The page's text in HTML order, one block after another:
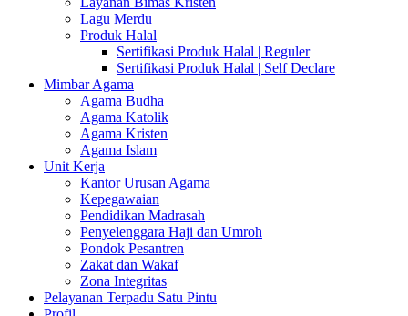
Lagu Merdu
Produk Halal
Sertifikasi Produk Halal | Reguler
Sertifikasi Produk Halal | Self Declare
Mimbar Agama
Agama Budha
Agama Katolik
Agama Kristen
Agama Islam
Unit Kerja
Kantor Urusan Agama
Kepegawaian
Pendidikan Madrasah
Penyelenggara Haji dan Umroh
Pondok Pesantren
Zakat dan Wakaf
Zona Integritas
Pelayanan Terpadu Satu Pintu